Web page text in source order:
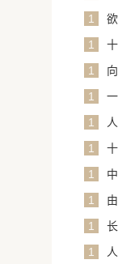
1
1
1
1
1
1
1
1
1
1